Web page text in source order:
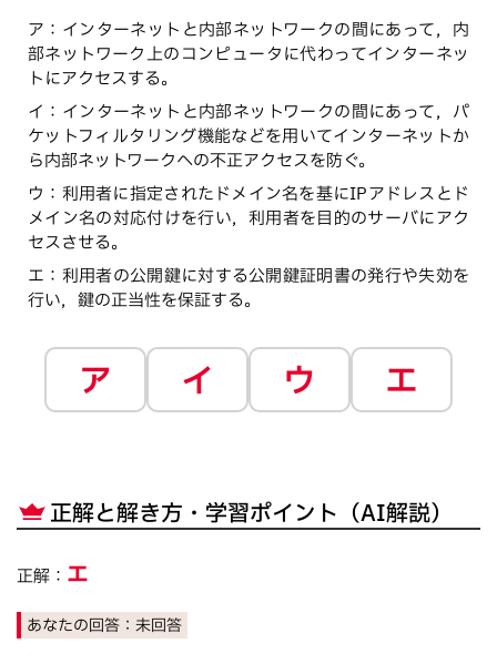
ア ： インターネットと内部ネットワークの間にあって，内
部ネットワーク上のコンピュータに代わってインターネッ
トにアクセスする。
イ ： インターネットと内部ネットワークの間にあって，パ
ケットフィルタリング機能などを用いてインターネットか
ら内部ネットワークへの不正アクセスを防ぐ。
ウ ： 利用者に指定されたドメイン名を基にIPアドレスとド
メイン名の対応付けを行い，利用者を目的のサーバにアク
セスさせる。
エ ： 利用者の公開鍵に対する公開鍵証明書の発行や失効を
行い，鍵の正当性を保証する。
ア イ ウ エ
正解と解き方・学習ポイント（AI解説）
正解： エ
あなたの回答： 未回答